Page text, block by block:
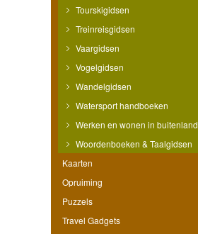
Tourskigidsen
Treinreisgidsen
Vaargidsen
Vogelgidsen
Wandelgidsen
Watersport handboeken
Werken en wonen in buitenland
Woordenboeken & Taalgidsen
Kaarten
Opruiming
Puzzels
Travel Gadgets